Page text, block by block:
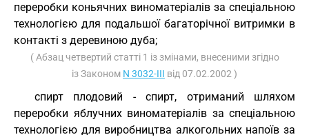
переробки коньячних виноматеріалів за спеціальною
технологією для подальшої багаторічної витримки в
контакті з деревиною дуба;
( Абзац четвертий статті 1 із змінами, внесеними згідно
із Законом N 3032-III від 07.02.2002 )
спирт плодовий - спирт, отриманий шляхом
переробки яблучних виноматеріалів за спеціальною
технологією для виробництва алкогольних напоїв за